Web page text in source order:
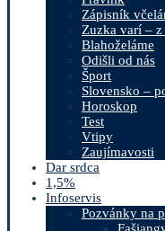
Zápisník
Zuzka varí – z
Blahoželáme
Odišli od nás
Šport
Slovensko –
Horoskop
Test
Vtipy
Zaujímavosti
Dar srdca
1,5%
Infoservis
Pozvánky na